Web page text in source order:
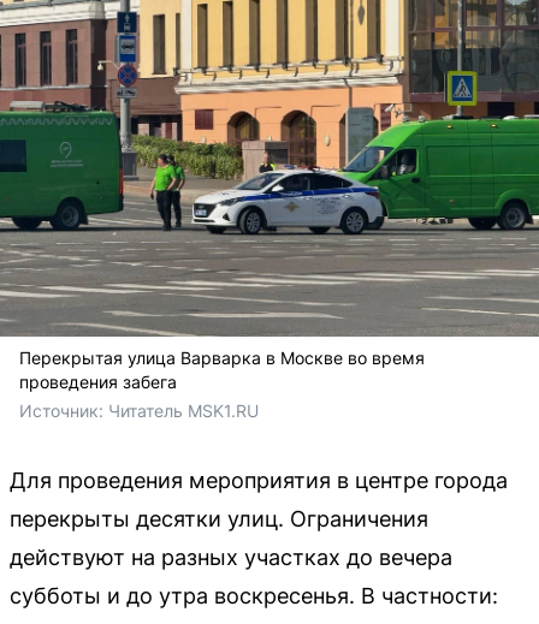
Перекрытая улица Варварка в Москве во время
проведения забега
Источник: Читатель MSK1.RU
Для проведения мероприятия в центре города
перекрыты десятки улиц. Ограничения
действуют на разных участках до вечера
субботы и до утра воскресенья. В частности: